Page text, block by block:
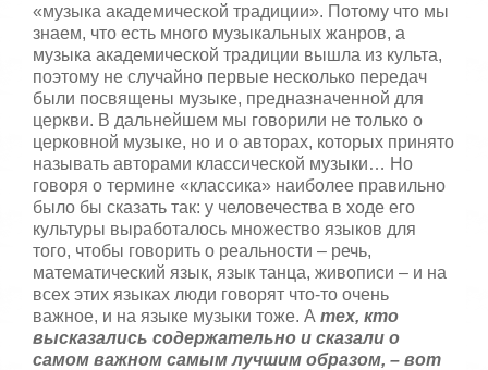
«музыка академической традиции». Потому что мы
знаем, что есть много музыкальных жанров, а
музыка академической традиции вышла из культа,
поэтому не случайно первые несколько передач
были посвящены музыке, предназначенной для
церкви. В дальнейшем мы говорили не только о
церковной музыке, но и о авторах, которых принято
называть авторами классической музыки… Но
говоря о термине «классика» наиболее правильно
было бы сказать так: у человечества в ходе его
культуры выработалось множество языков для
того, чтобы говорить о реальности – речь,
математический язык, язык танца, живописи – и на
всех этих языках люди говорят что-то очень
важное, и на языке музыки тоже. А тех, кто
высказались содержательно и сказали о
самом важном самым лучшим образом, – вот